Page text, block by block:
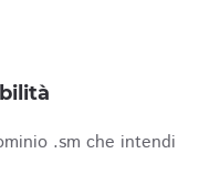
.sm che intendi